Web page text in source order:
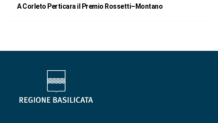
A Corleto Perticara il Premio Rossetti–Montano